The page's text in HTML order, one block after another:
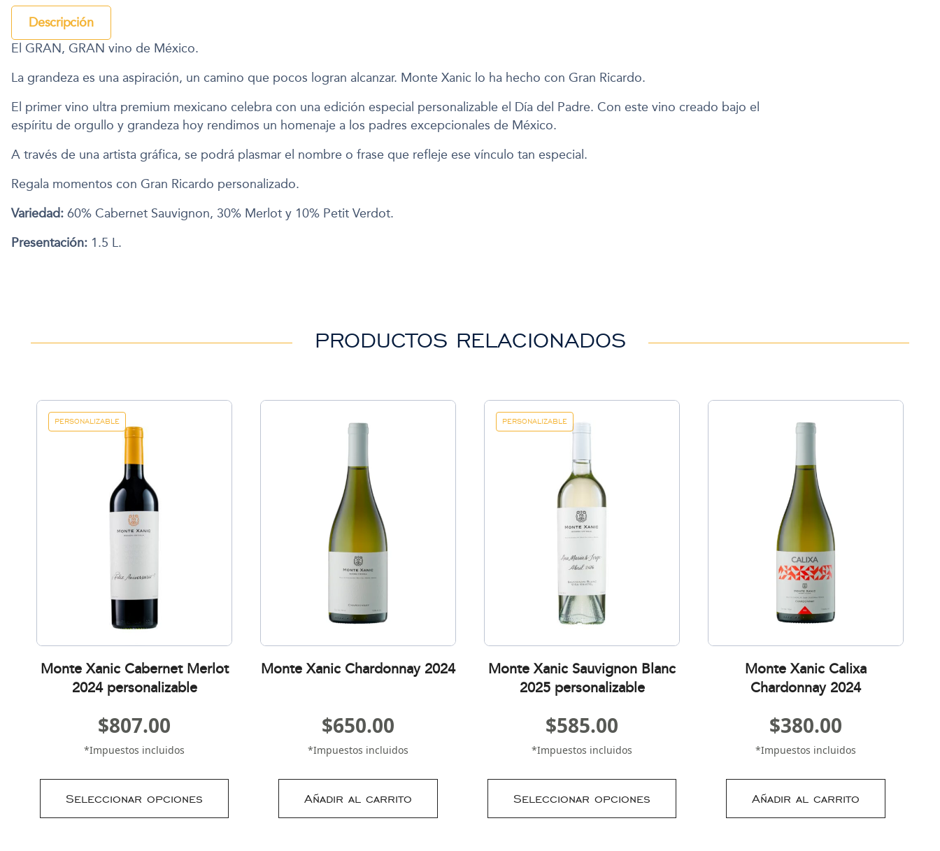
Descripción
El GRAN, GRAN vino de México.
La grandeza es una aspiración, un camino que pocos logran alcanzar. Monte Xanic lo ha hecho con Gran Ricardo.
El primer vino ultra premium mexicano celebra con una edición especial personalizable el Día del Padre. Con este vino creado bajo el
espíritu de orgullo y grandeza hoy rendimos un homenaje a los padres excepcionales de México.
A través de una artista gráfica, se podrá plasmar el nombre o frase que refleje ese vínculo tan especial.
Regala momentos con Gran Ricardo personalizado.
Variedad:60% Cabernet Sauvignon, 30% Merlot y 10% Petit Verdot.
Presentación: 1.5 L.
PRODUCTOS RELACIONADOS
Monte Xanic Cabernet Merlot
2024 personalizable
$807.00
*Impuestos incluidos
Seleccionar opciones
Monte Xanic Chardonnay 2024
$650.00
*Impuestos incluidos
Añadir al carrito
Monte Xanic Sauvignon Blanc
2025 personalizable
$585.00
*Impuestos incluidos
Seleccionar opciones
Monte Xanic Calixa
Chardonnay 2024
$380.00
*Impuestos incluidos
Añadir al carrito